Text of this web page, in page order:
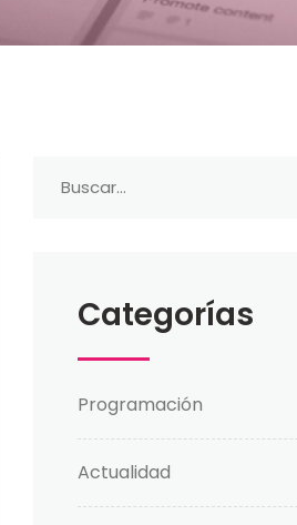
Categorías
Programación
Actualidad